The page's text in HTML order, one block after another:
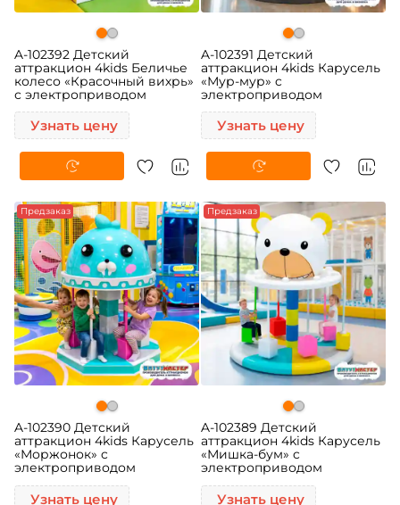
A-102392 Детский
аттракцион 4kids Беличье
колесо «Красочный вихрь»
с электроприводом
Узнать цену
A-102391 Детский
аттракцион 4kids Карусель
«Мур-мур» c
электроприводом
Узнать цену
Предзаказ
A-102390 Детский
аттракцион 4kids Карусель
«Моржонок» c
электроприводом
Узнать цену
Предзаказ
A-102389 Детский
аттракцион 4kids Карусель
«Мишка-бум» c
электроприводом
Узнать цену